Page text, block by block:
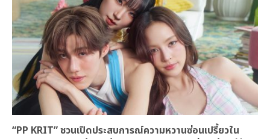
“PP KRIT” ชวนเปิดประสบการณ์ความหวานซ่อนเปรี้ยวใน